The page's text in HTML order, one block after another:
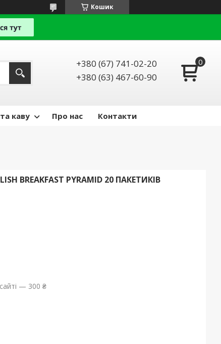
Кошик
+380 (67) 741-02-20
+380 (63) 467-60-90
каву Про нас Контакти
BREAKFAST PYRAMID 20 ПАКЕТИКІВ
— 300 ₴